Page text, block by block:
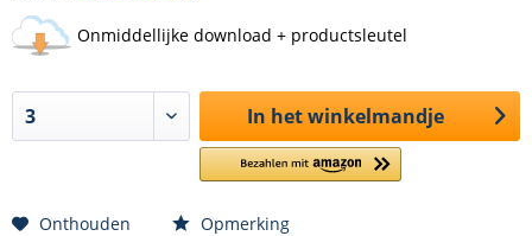
Onmiddellijke download + productsleutel
In het winkelmandje
Onthouden Opmerking